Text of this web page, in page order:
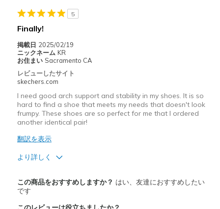
Casual Wear
Travel
Width
Sizing
Feels true to size
View On Shoes
5
Finally!
掲載日 2025/02/19
ニックネーム KR
お住まい Sacramento CA
レビューしたサイト
skechers.com
I need good arch support and stability in my shoes. It is so
hard to find a shoe that meets my needs that doesn't look
frumpy. These shoes are so perfect for me that I ordered
another identical pair!
翻訳を表示
より詳しく
Attractive Design
この商品をおすすめしますか？ はい、友達におすすめしたい
です